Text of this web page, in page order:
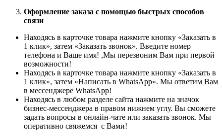
Оформление заказа с помощью быстрых способов
связи
Находясь в карточке товара нажмите кнопку «Заказать в
1 клик», затем «Заказать звонок». Введите номер
телефона и Ваше имя! ,Мы перезвоним Вам при первой
возможности!
Находясь в карточке товара нажмите кнопку «Заказать в
1 клик», затем «Написать в WhatsApp». Мы ответим Вам
в месcенджере WhatsApp!
Находясь в любом разделе сайта нажмите на значок
бизнес-мессенджера в правом нижнем углу. Вы сможете
задать вопросы в онлайн-чате или заказать звонок. Мы
оперативно свяжемся с Вами!